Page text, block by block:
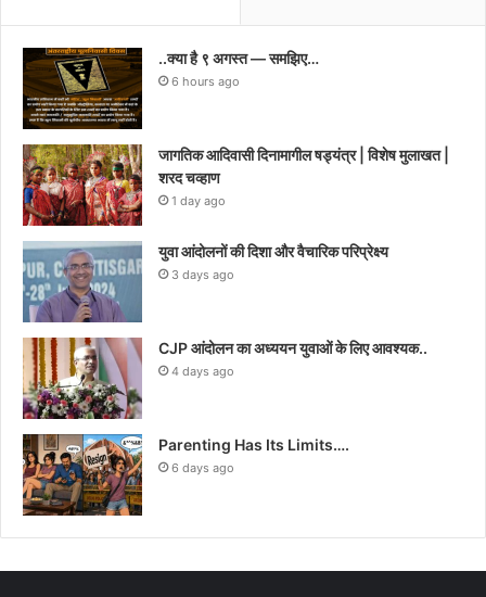
..क्या है ९ अगस्त — समझिए…
6 hours ago
जागतिक आदिवासी दिनामागील षड्यंत्र | विशेष मुलाखत |
शरद चव्हाण
1 day ago
युवा आंदोलनों की दिशा और वैचारिक परिप्रेक्ष्य
3 days ago
CJP आंदोलन का अध्ययन युवाओं के लिए आवश्यक..
4 days ago
Parenting Has Its Limits….
6 days ago